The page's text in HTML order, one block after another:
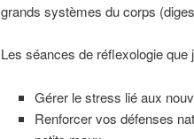
grands systèmes du corps
Les séances de réflexologie
Gérer le stress lié aux
Renforcer vos défenses